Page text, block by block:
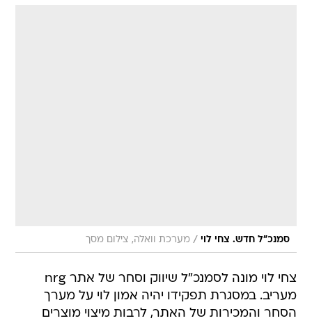
סמנכ"ל חדש. צחי לוי / מערכת וואלה, צילום מסך
צחי לוי מונה לסמנכ"ל שיווק וסחר של אתר nrg
מעריב. במסגרת תפקידו יהיה אמון לוי על מערך
הסחר והמכירות של האתר, לרבות מיצוי מוצרים